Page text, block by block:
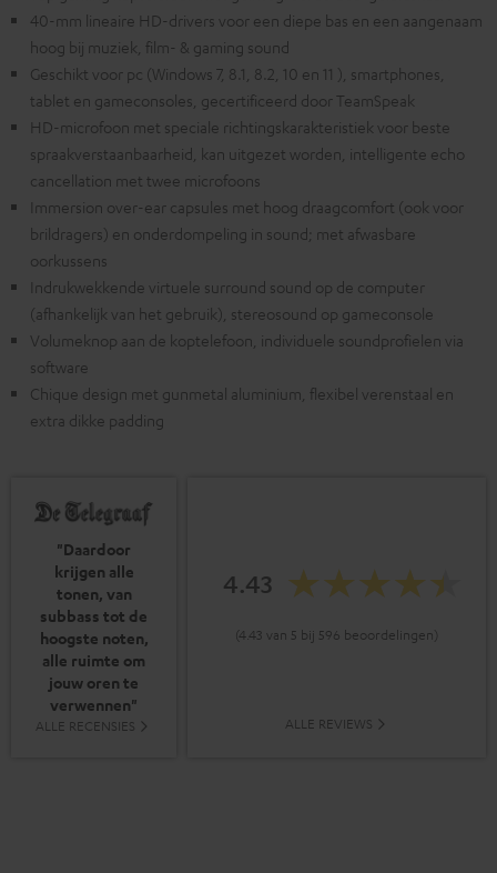
40-mm lineaire HD-drivers voor een diepe bas en een aangenaam
hoog bij muziek, film- & gaming sound
Geschikt voor pc (Windows 7, 8.1, 8.2, 10 en 11 ), smartphones,
tablet en gameconsoles, gecertificeerd door TeamSpeak
HD-microfoon met speciale richtingskarakteristiek voor beste
spraakverstaanbaarheid, kan uitgezet worden, intelligente echo
cancellation met twee microfoons
Immersion over-ear capsules met hoog draagcomfort (ook voor
brildragers) en onderdompeling in sound; met afwasbare
oorkussens
Indrukwekkende virtuele surround sound op de computer
(afhankelijk van het gebruik), stereosound op gameconsole
Volumeknop aan de koptelefoon, individuele soundprofielen via
software
Chique design met gunmetal aluminium, flexibel verenstaal en
extra dikke padding
"Daardoor
krijgen alle
tonen, van
subbass tot de
hoogste noten,
alle ruimte om
jouw oren te
verwennen"
ALLE RECENSIES
4.43
(4.43 van 5 bij 596 beoordelingen)
ALLE REVIEWS